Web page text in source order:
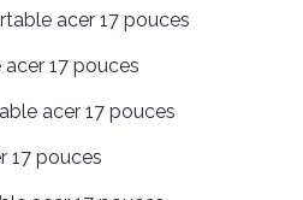
acer 17 pouces
17 pouces
acer 17 pouces
17 pouces